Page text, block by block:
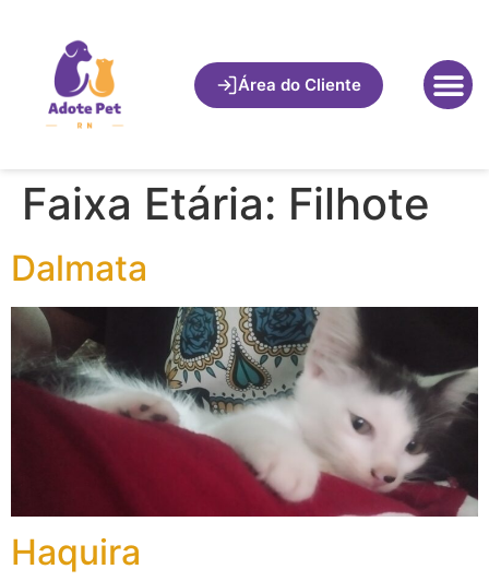
Área do Cliente
Faixa Etária: Filhote
Dalmata
Haquira